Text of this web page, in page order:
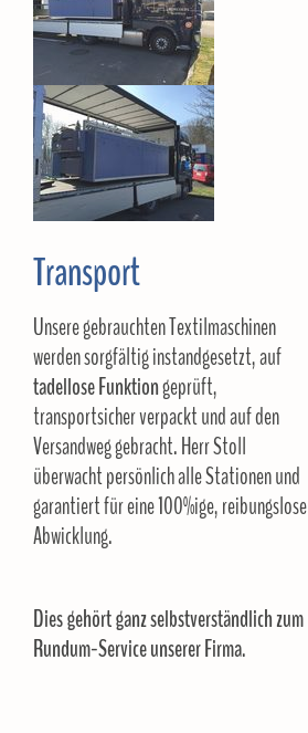
Transport
Unsere gebrauchten Textilmaschinen
werden sorgfältig instandgesetzt, auf
tadellose Funktiongeprüft,
transportsicher verpackt und auf den
Versandweg gebracht. Herr Stoll
überwacht persönlich alle Stationen und
garantiert für eine 100%ige, reibungslose
Abwicklung.
Dies gehört ganz selbstverständlich zum
Rundum-Service unserer Firma.